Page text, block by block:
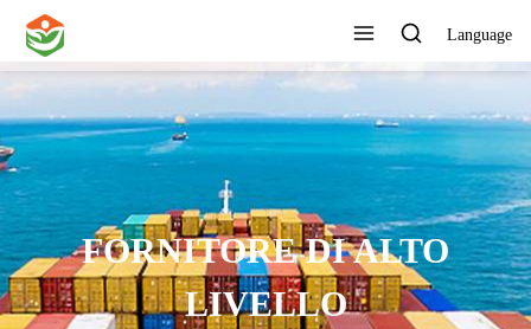
Language
FORNITORE DI ALTO
LIVELLO